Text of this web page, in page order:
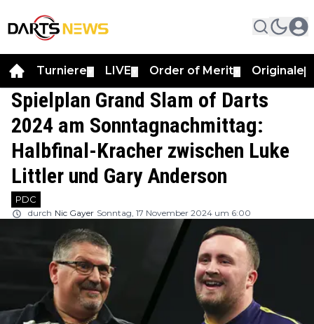
Turniere LIVE Order of Merit Originale
Spielplan Grand Slam of Darts
2024 am Sonntagnachmittag:
Halbfinal-Kracher zwischen Luke
Littler und Gary Anderson
PDC
durch Nic Gayer Sonntag, 17 November 2024 um 6:00